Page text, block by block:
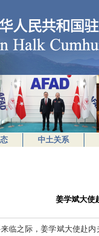
中土关系
姜学斌大使
临之际，姜学斌大使赴